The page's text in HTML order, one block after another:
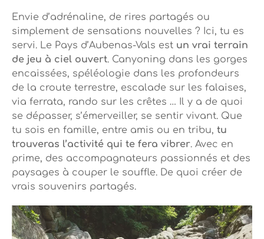
Envie d’adrénaline, de rires partagés ou
simplement de sensations nouvelles ? Ici, tu es
servi. Le Pays d’Aubenas-Vals est un vrai terrain
de jeu à ciel ouvert. Canyoning dans les gorges
encaissées, spéléologie dans les profondeurs
de la croute terrestre, escalade sur les falaises,
via ferrata, rando sur les crêtes … Il y a de quoi
se dépasser, s’émerveiller, se sentir vivant. Que
tu sois en famille, entre amis ou en tribu, tu
trouveras l’activité qui te fera vibrer. Avec en
prime, des accompagnateurs passionnés et des
paysages à couper le souffle. De quoi créer de
vrais souvenirs partagés.